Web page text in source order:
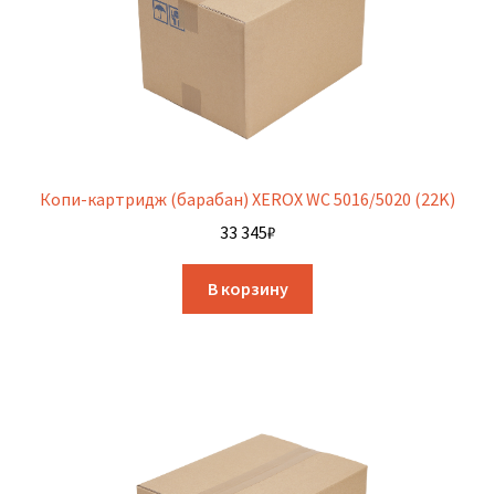
Копи-картридж (барабан) XEROX WC 5016/5020 (22K)
33 345₽
В корзину